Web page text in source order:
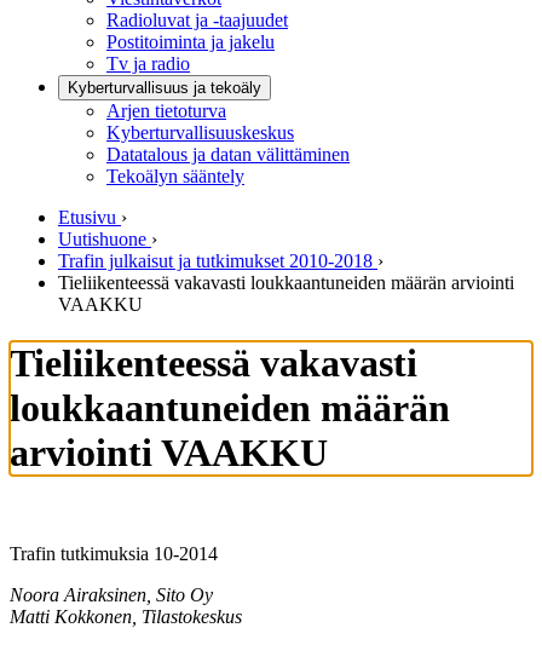
Radioluvat ja -taajuudet
Postitoiminta ja jakelu
Tv ja radio
Kyberturvallisuus ja tekoäly
Arjen tietoturva
Kyberturvallisuuskeskus
Datatalous ja datan välittäminen
Tekoälyn sääntely
Etusivu ›
Uutishuone ›
Trafin julkaisut ja tutkimukset 2010-2018 ›
Tieliikenteessä vakavasti loukkaantuneiden määrän arviointi
VAAKKU
Tieliikenteessä vakavasti
loukkaantuneiden määrän
arviointi VAAKKU
Trafin tutkimuksia 10-2014
Noora Airaksinen, Sito Oy
Matti Kokkonen, Tilastokeskus